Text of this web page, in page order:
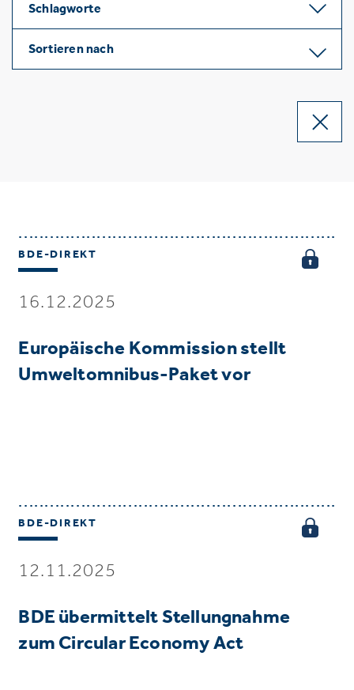
Schlagworte
Sortieren nach
BDE-DIREKT
16.12.2025
Europäische Kommission stellt
Umweltomnibus-Paket vor
BDE-DIREKT
12.11.2025
BDE übermittelt Stellungnahme
zum Circular Economy Act